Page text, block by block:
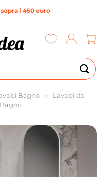
i 460 euro
Bagno
Lavabi da